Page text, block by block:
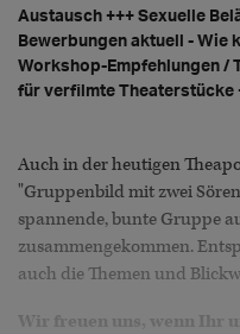
Austausch +++ Sexuelle
Bewerbungen aktuell - Wie
Workshop-Empfehlungen /
für verfilmte Theaterstücke
Auch in der heutigen
"Gruppenbild mit zwei
spannende, bunte Gruppe
zusammengekommen.
auch die Themen und
Wir freuen uns, wenn Ihr